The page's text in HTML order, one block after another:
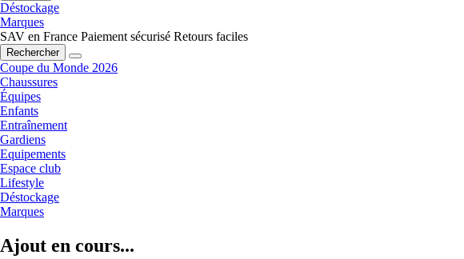
Déstockage
Marques
SAV en France Paiement sécurisé Retours faciles
Rechercher
Coupe du Monde 2026
Chaussures
Équipes
Enfants
Entraînement
Gardiens
Equipements
Espace club
Lifestyle
Déstockage
Marques
Ajout en cours...